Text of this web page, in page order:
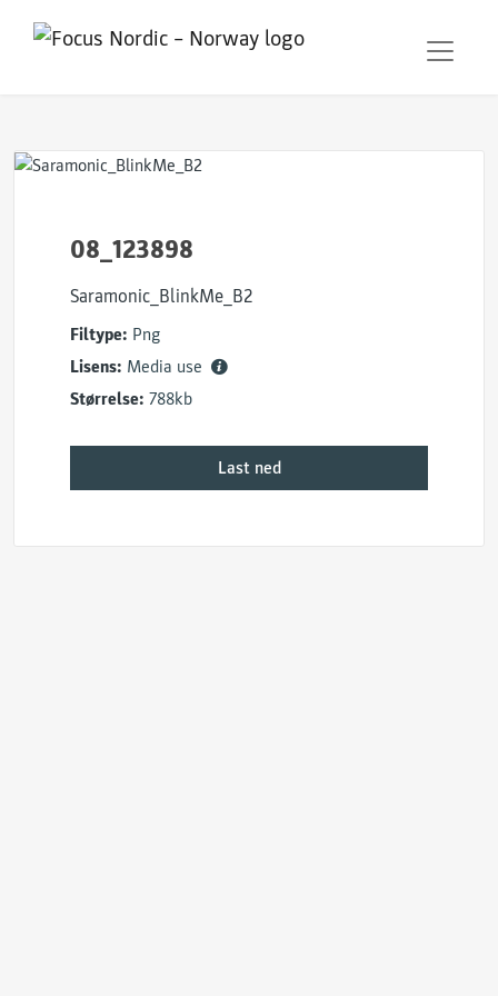
08_123898
Saramonic_BlinkMe_B2
Filtype: Png
Lisens: Media use
Størrelse: 788kb
Last ned